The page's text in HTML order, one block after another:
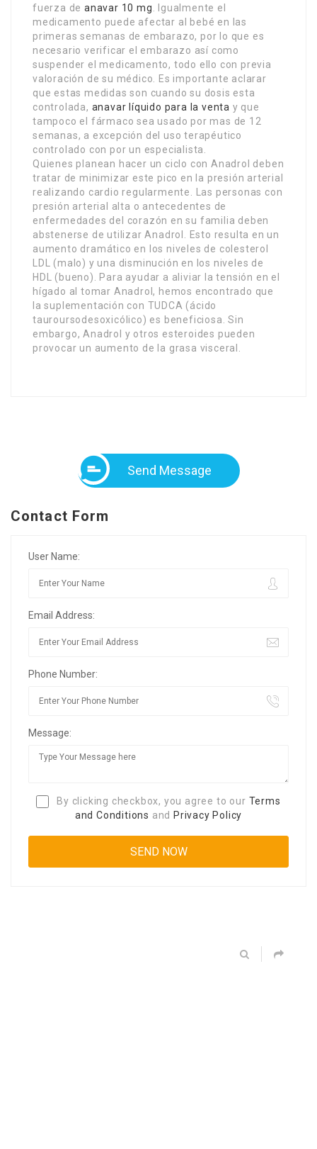
fuerza de anavar 10 mg
. Igualmente el
medicamento puede afectar al bebé en las
primeras semanas de embarazo, por lo que es
necesario verificar el embarazo así como
suspender el medicamento, todo ello con previa
valoración de su médico. Es importante aclarar
que estas medidas son cuando su dosis esta
controlada, anavar líquido para la venta y que
tampoco el fármaco sea usado por mas de 12
semanas, a excepción del uso terapéutico
controlado con por un especialista.
Quienes planean hacer un ciclo con Anadrol deben
tratar de minimizar este pico en la presión arterial
realizando cardio regularmente. Las personas con
presión arterial alta o antecedentes de
enfermedades del corazón en su familia deben
abstenerse de utilizar Anadrol. Esto resulta en un
aumento dramático en los niveles de colesterol
LDL (malo) y una disminución en los niveles de
HDL (bueno). Para ayudar a aliviar la tensión en el
hígado al tomar Anadrol, hemos encontrado que
la suplementación con TUDCA (ácido
tauroursodesoxicólico) es beneficiosa. Sin
embargo, Anadrol y otros esteroides pueden
provocar un aumento de la grasa visceral.
Send Message
Contact Form
User Name:
Email Address:
Phone Number:
Message:
By clicking checkbox, you agree to our Terms
and Conditions and Privacy Policy